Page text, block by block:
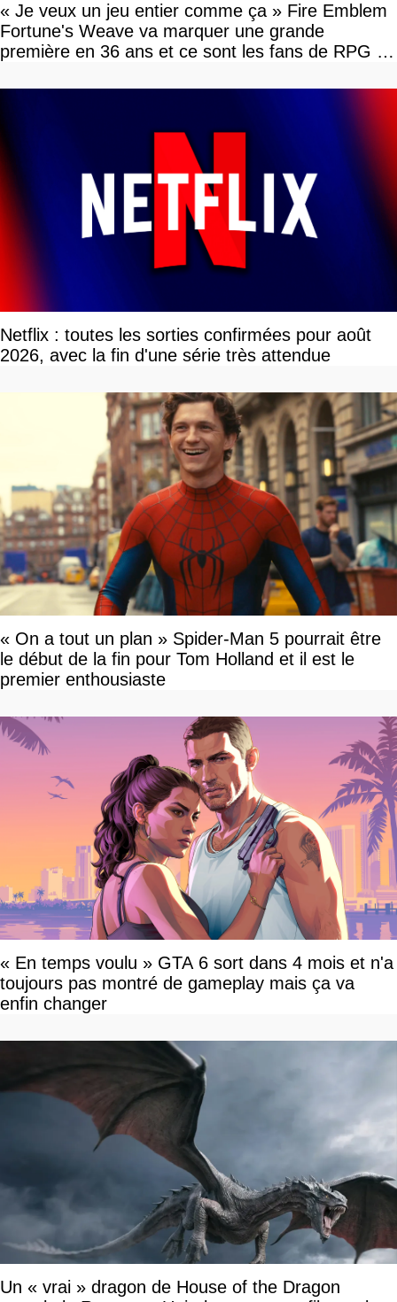
« Je veux un jeu entier comme ça » Fire Emblem
Fortune's Weave va marquer une grande
première en 36 ans et ce sont les fans de RPG en
Netflix : toutes les sorties confirmées pour août
2026, avec la fin d'une série très attendue
« On a tout un plan » Spider-Man 5 pourrait être
le début de la fin pour Tom Holland et il est le
premier enthousiaste
« En temps voulu » GTA 6 sort dans 4 mois et n'a
toujours pas montré de gameplay mais ça va
enfin changer
Un « vrai » dragon de House of the Dragon